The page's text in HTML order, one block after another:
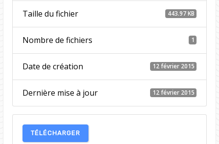
Taille du fichier 443.97 KB
Nombre de fichiers 1
Date de création 12 février 2015
Dernière mise à jour 12 février 2015
TÉLÉCHARGER